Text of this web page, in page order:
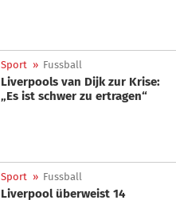
Sport » Fussball
Liverpools van Dijk zur Krise:
„Es ist schwer zu ertragen“
Sport » Fussball
Liverpool überweist 14